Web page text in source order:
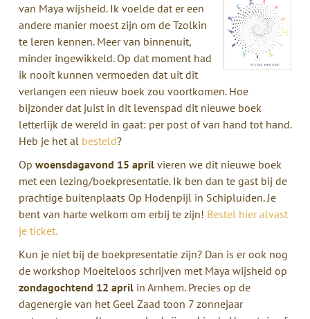
van Maya wijsheid. Ik voelde dat er een
andere manier moest zijn om de Tzolkin
te leren kennen. Meer van binnenuit,
minder ingewikkeld. Op dat moment had
ik nooit kunnen vermoeden dat uit dit
verlangen een nieuw boek zou voortkomen. Hoe
bijzonder dat juist in dit levenspad dit nieuwe boek
letterlijk de wereld in gaat: per post of van hand tot hand.
Heb je het al besteld?
Op woensdagavond 15 aprilvieren we dit nieuwe boek
met een lezing/boekpresentatie. Ik ben dan te gast bij de
prachtige buitenplaats Op Hodenpijl in Schipluiden. Je
bent van harte welkom om erbij te zijn! Bestel hier alvast
je ticket.
Kun je niet bij de boekpresentatie zijn? Dan is er ook nog
de workshop Moeiteloos schrijven met Maya wijsheid op
zondagochtend 12 aprilin Arnhem. Precies op de
dagenergie van het Geel Zaad toon 7 zonnejaar